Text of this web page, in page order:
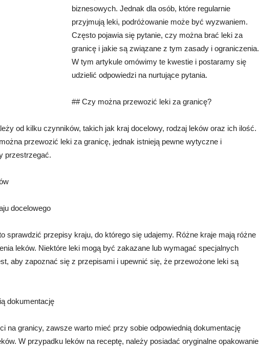
biznesowych. Jednak dla osób, które regularnie
przyjmują leki, podróżowanie może być wyzwaniem.
Często pojawia się pytanie, czy można brać leki za
granicę i jakie są związane z tym zasady i ograniczenia.
W tym artykule omówimy te kwestie i postaramy się
udzielić odpowiedzi na nurtujące pytania.
## Czy można przewozić leki za granicę?
od kilku czynników, takich jak kraj docelowy, rodzaj leków oraz ich ilość.
przewozić leki za granicę, jednak istnieją pewne wytyczne i
przestrzegać.
docelowego
sprawdzić przepisy kraju, do którego się udajemy. Różne kraje mają różne
leków. Niektóre leki mogą być zakazane lub wymagać specjalnych
aby zapoznać się z przepisami i upewnić się, że przewożone leki są
dokumentację
na granicy, zawsze warto mieć przy sobie odpowiednią dokumentację
W przypadku leków na receptę, należy posiadać oryginalne opakowanie